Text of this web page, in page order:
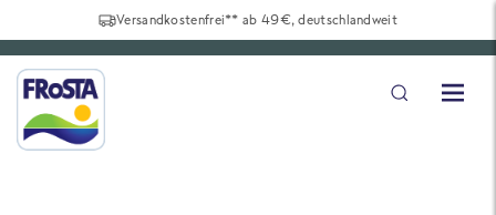
Versandkostenfrei** ab 49€, deutschlandweit